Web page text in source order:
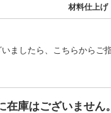
材料仕上げ
ましたら、こちらからご
庫はございません。